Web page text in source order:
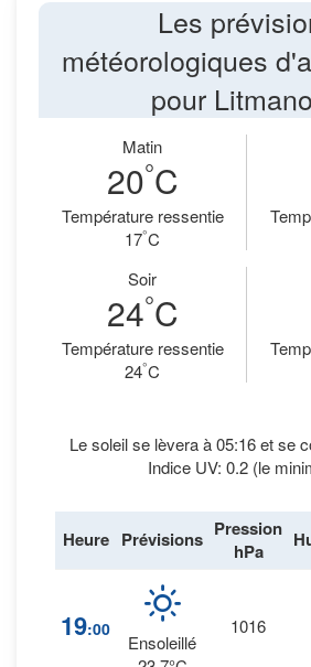
Les
météorologiques
pour
Matin
20°C
Température ressentie
17°C
Soir
24°C
Température ressentie
24°C
Le soleil se lèvera à 05:16 et se
Indice UV: 0.2 (le
Heure Prévisions Pression
hPa
19:00
Ensoleillé
1016